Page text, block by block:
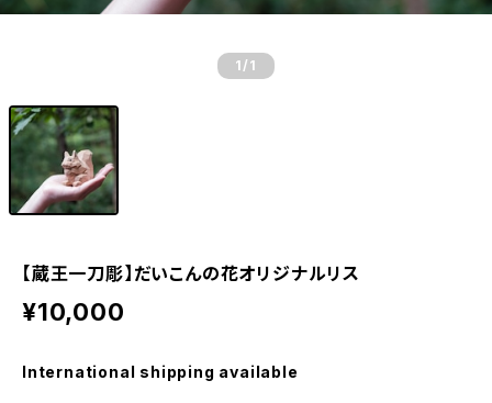
1 /1
【蔵王一刀彫】だいこんの花オリジナルリス
¥10,000
International shipping available